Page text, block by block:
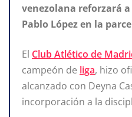
venezolana reforzará
Pablo López en la
El Club Atlético de
campeón de liga, hizo
alcanzado con Deyna
incorporación a la